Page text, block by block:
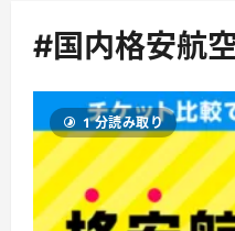
ー
#国内格安航
1 分読み取り